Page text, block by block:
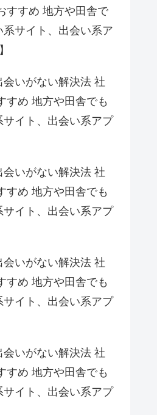
すすめ 地方や田舎で
系サイト、出会い系ア
いがない解決法 社
すめ 地方や田舎でも
イト、出会い系アプ
いがない解決法 社
すめ 地方や田舎でも
イト、出会い系アプ
いがない解決法 社
すめ 地方や田舎でも
イト、出会い系アプ
いがない解決法 社
すめ 地方や田舎でも
イト、出会い系アプ